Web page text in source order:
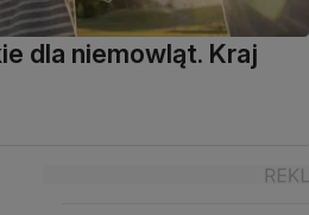
dla niemowląt. Kraj